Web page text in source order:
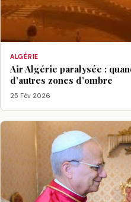
ALGÉRIE
Air Algérie paralysée :
d’autres zones d’ombre
25 Fév 2026